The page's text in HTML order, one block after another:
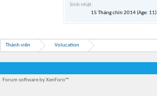
Sinh nhật:
15 Tháng chín 2014(Age: 11)
Thành viên Volucation
Forum software by XenForo™